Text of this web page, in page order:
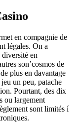
en compagnie de
légales. On a
en
son’cosmos de
plus en davantage
un peu, patache
Pourtant, des dix
ou largement
sont limités í